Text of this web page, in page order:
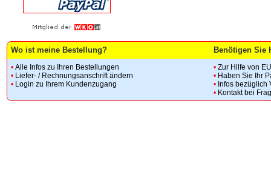
Wo ist meine Bestellung? Benötigen Sie
• Alle Infos zu Ihren Bestellungen
• Liefer- / Rechnungsanschrift ändern
• Login zu Ihrem Kundenzugang
• Zur Hilfe von
• Haben Sie Ihr
• Infos bezüglich
• Kontakt bei